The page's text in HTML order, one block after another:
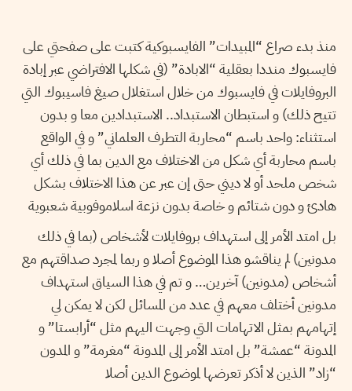
منذ بدء صراع “المبيدات” الفايسبوكية كتبت على صفحتي على
فايسبوك منددا بعقلية “الابادة” (في شكلها الافتراضي عبر إبادة
البروفايلات في فايسبوك من خلال استغلال صيغ فاسيبوك التي
تتيح ذلك) و استبطان الاستبداد.. الاستبدادين معا و بدون
استثناء: واحد باسم “محاربة التطرف العلماني” و في الواقع
باسم محاربة أي شكل من الاختلاف مع الدين بما في ذلك أي
شخص ملحد أو لا ديني حتى إن عبر عن هذا الاختلاف بشكل
هادئ و دون شتائم و خاصة بدون نزعة اسلاموفوبية شعبوية
بل امتد الأمر إلى استهداف بروفايلات لأشخاص (بما في ذلك
مدونين) لم يناقشو هذا الموضوع أصلا و ربما لمجرد صداقتهم مع
أشخاص (مدونين) آخرين… و تم في هذا السياق استهداف
مدونين أختلف معهم في عدد من المسائل لكن لا يمكن لي
إتهامهم بمثل الاتهامات التي وجهت اليهم مثل “أرابستا” و
المدونة “عمشة” بل امتد الأمر إلى المدونة “مغرمة” و المدون
“زاد” الذين لا أذكر تعرضها لموضوع الدين أصلا